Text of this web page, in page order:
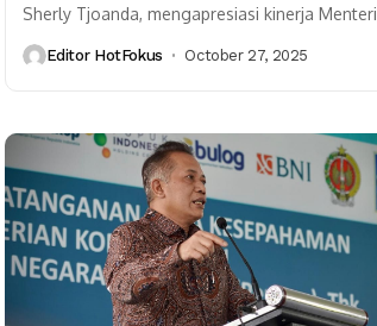
Sherly Tjoanda, mengapresiasi kinerja Menteri
berhasil membawa perubahan besar di sektor
Editor HotFokus October 27, 2025